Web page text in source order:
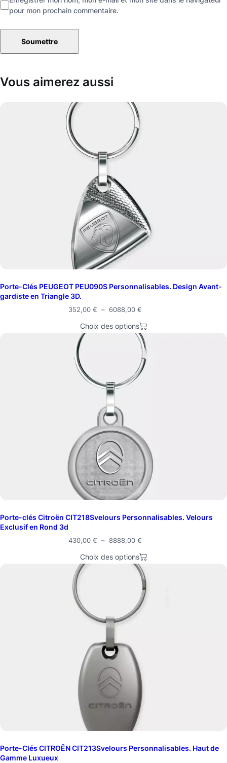
pour mon prochain commentaire.
Vous aimerez aussi
Porte-Clés PEUGEOT PEU090S Personnalisables. Design Avant-
gardiste en Triangle 3D.
352,00 € – 6088,00 €
Choix des options
Porte-clés Citroën CIT218Svelours Personnalisables. Velours
Exclusif en Rond 3d
430,00 € – 8888,00 €
Choix des options
Porte-Clés CITROËN CIT213Svelours Personnalisables. Haut de
Gamme Luxueux